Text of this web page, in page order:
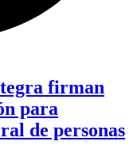
firman
para
de personas